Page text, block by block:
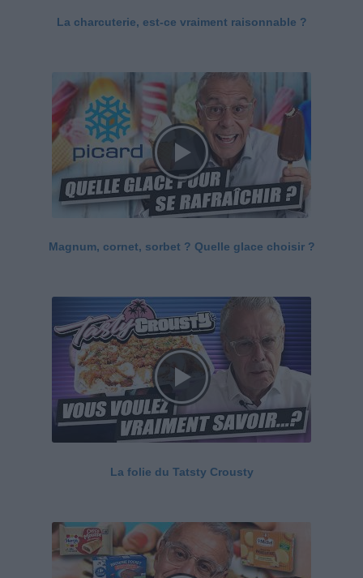
La charcuterie, est-ce vraiment raisonnable ?
Magnum, cornet, sorbet ? Quelle glace choisir ?
La folie du Tatsty Crousty